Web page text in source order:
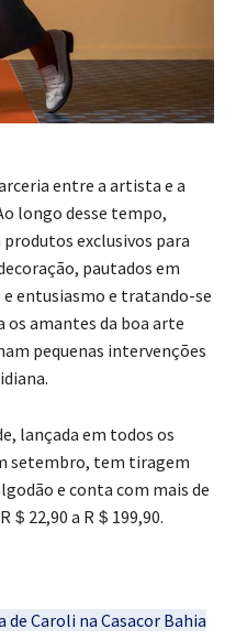
entre a artista e a
longo desse tempo,
exclusivos para
pautados em
e entusiasmo e tratando-se
os amantes da boa arte
pequenas intervenções
lançada em todos os
setembro, tem tiragem
e conta com mais de
＄22,90 a R＄199,90.
Caroli na Casacor Bahia